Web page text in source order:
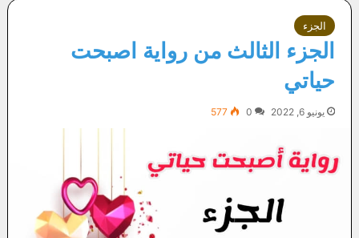
الجزء
الجزء الثالث من رواية اصبحت
حياتي
يونيو 6, 2022 0
577